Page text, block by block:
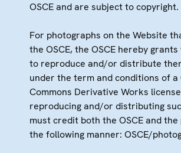
OSCE and are subject to copyright.
For photographs on the Website
the OSCE, the OSCE hereby
to reproduce and/or distribute
under the term and conditions of a
Commons Derivative Works
reproducing and/or distributing
must credit both the OSCE and
the following manner: OSCE/